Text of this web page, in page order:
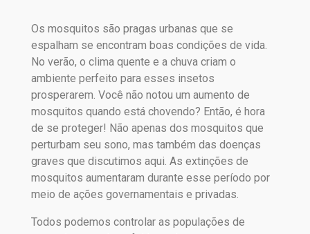
Os mosquitos são pragas urbanas que se
espalham se encontram boas condições de vida.
No verão, o clima quente e a chuva criam o
ambiente perfeito para esses insetos
prosperarem. Você não notou um aumento de
mosquitos quando está chovendo? Então, é hora
de se proteger! Não apenas dos mosquitos que
perturbam seu sono, mas também das doenças
graves que discutimos aqui. As extinções de
mosquitos aumentaram durante esse período por
meio de ações governamentais e privadas.
Todos podemos controlar as populações de